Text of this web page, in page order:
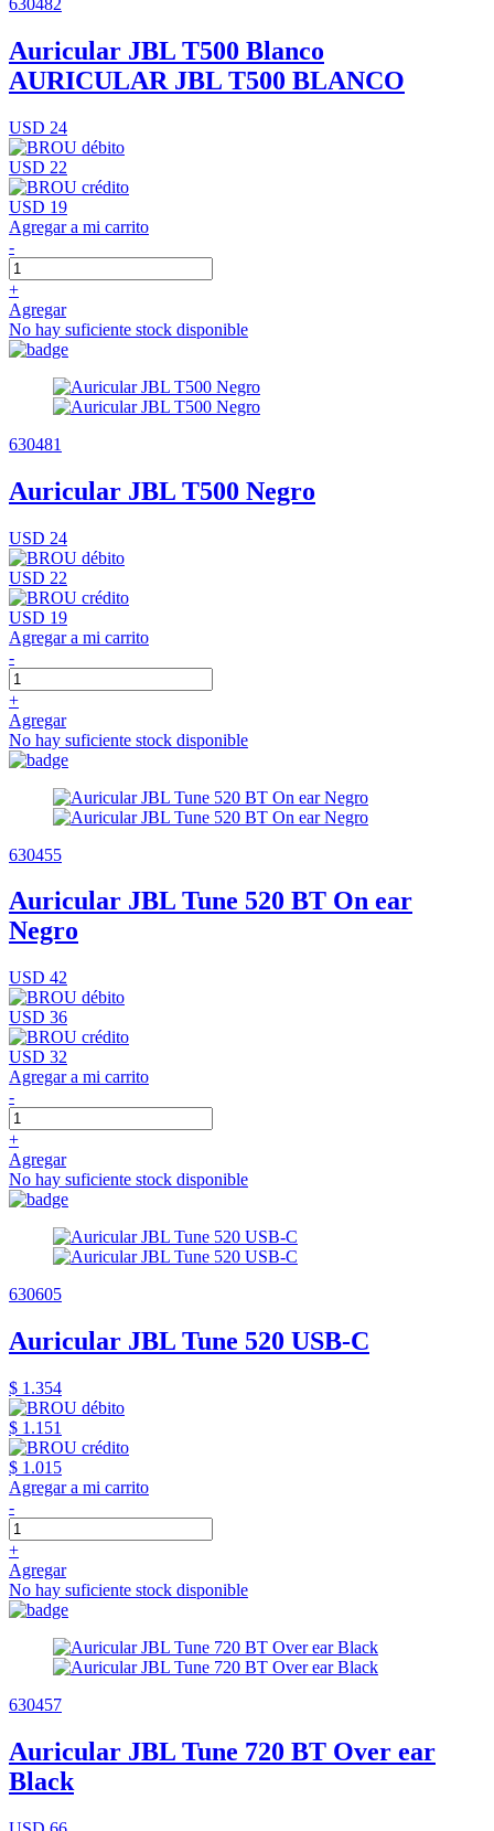
630482
Auricular JBL T500 Blanco
AURICULAR JBL T500 BLANCO
USD 24
USD 22
USD 19
Agregar a mi carrito
-
+
Agregar
No hay suficiente stock disponible
630481
Auricular JBL T500 Negro
USD 24
USD 22
USD 19
Agregar a mi carrito
-
+
Agregar
No hay suficiente stock disponible
630455
Auricular JBL Tune 520 BT On ear
Negro
USD 42
USD 36
USD 32
Agregar a mi carrito
-
+
Agregar
No hay suficiente stock disponible
630605
Auricular JBL Tune 520 USB-C
$ 1.354
$ 1.151
$ 1.015
Agregar a mi carrito
-
+
Agregar
No hay suficiente stock disponible
630457
Auricular JBL Tune 720 BT Over ear
Black